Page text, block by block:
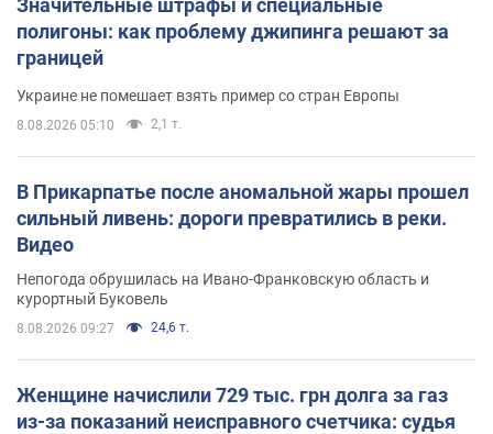
полигоны: как проблему джипинга решают за
границей
Украине не помешает взять пример со стран Европы
8.08.2026 05:10 2,1 т.
В Прикарпатье после аномальной жары прошел
сильный ливень: дороги превратились в реки.
Видео
Непогода обрушилась на Ивано-Франковскую область и
курортный Буковель
8.08.2026 09:27 24,6 т.
Женщине начислили 729 тыс. грн долга за газ
из-за показаний неисправного счетчика: судья